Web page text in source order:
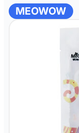
MEOWOW